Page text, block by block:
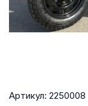
Артикул: 2250008